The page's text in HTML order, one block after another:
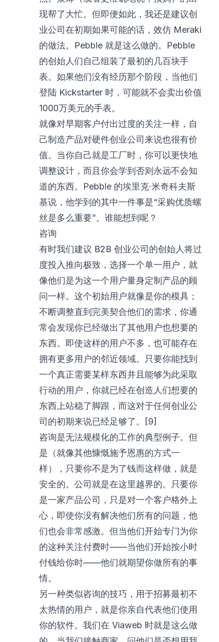
现帮了大忙。但即便如此，我还是建议创
业公司在初期如果可能的话，效仿 Meraki
的做法。Pebble 就是这么做的。Pebble
的创始人们自己组装了最初的几百块手
表。如果他们没有经历那个阶段，当他们
登陆 Kickstarter 时，可能就不会卖出价值
1000万美元的手表。
就像对早期客户付出过度的关注一样，自
己制造产品对硬件创业公司来说也很有价
值。当你自己就是工厂时，你可以更快地
调整设计，而且你会学到否则永远不会知
道的东西。Pebble 的埃里克·米奇科夫斯
基说，他学到的其中一件事是“采购优质螺
丝是多么重要”。谁能想到呢？
咨询
有时我们建议 B2B 创业公司的创始人将过
度投入推向极致，选择一个单一用户，就
像他们是为这一个用户量身定制产品的顾
问一样。这个初始用户就像是你的模具；
不断调整直到完美契合他们的需求，你通
常会发现你已经做出了其他用户也想要的
东西。即使这样的用户不多，也可能存在
拥有更多用户的邻近领域。只要你能找到
一个真正需要某样东西并且能够为此采取
行动的用户，你就已经在创造人们想要的
东西上站稳了脚跟，而这对于任何创业公
司的初期来说已经足够了。[9]
咨询是无法规模化的工作的典型例子。但
是（就像其他慷慨施予恩惠的方式一
样），只要你不是为了钱而这样做，就是
安全的。公司就是在这里越界的。只要你
是一家产品公司，只是对一个客户格外上
心，即使你没有解决他们所有的问题，他
们也会非常感激。但当他们开始专门为你
的这种关注付费时——当他们开始按小时
付钱给你时——他们就期望你做所有的事
情。
另一种类似咨询的技巧，用于招募最初不
太热情的用户，就是你亲自代表他们使用
你的软件。我们在 Viaweb 时就是这么做